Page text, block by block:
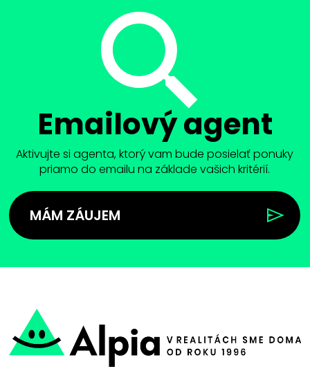
Emailový agent
Aktivujte si agenta, ktorý vam bude posielať ponuky
priamo do emailu na základe vašich kritérií.
MÁM ZÁUJEM